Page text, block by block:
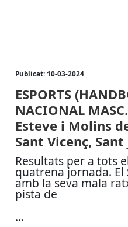
Publicat: 10-03-2024
ESPORTS
NACIONAL
Esteve i Molins
Sant Vicenç,
Resultats per a tots
quatrena jornada. El
amb la seva mala
pista de
...